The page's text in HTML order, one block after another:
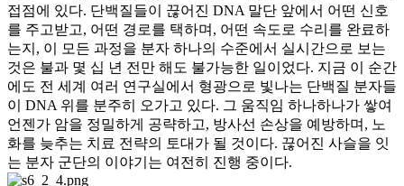
접점에 있다. 단백질들이 끊어진 DNA 말단 앞에서 어떤 신호
를 주고받고, 어떤 경로를 택하며, 어떤 속도로 수리를 완료하
는지, 이 모든 과정을 분자 하나의 수준에서 실시간으로 보는
것은 불과 몇 십 년 전만 해도 불가능한 일이었다. 지금 이 순간
에도 전 세계 여러 연구실에서 형광으로 빛나는 단백질 분자들
이 DNA 위를 분주히 오가고 있다. 그 움직임 하나하나가 쌓여
언젠가 암을 정밀하게 공략하고, 방사선 손상을 예방하며, 노
화를 늦추는 치료 전략의 토대가 될 것이다. 끊어진 사슬을 잇
는 분자 군단의 이야기는 여전히 진행 중이다.